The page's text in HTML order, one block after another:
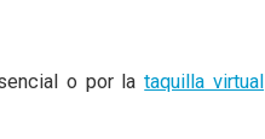
o por lataquilla virtual